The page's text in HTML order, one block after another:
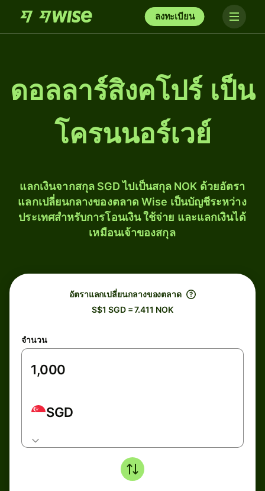
ลงทะเบียน
ดอลลาร์สิงคโปร์ เป็น
โครนนอร์เวย์
แลกเงินจากสกุล SGD ไปเป็นสกุล NOK ด้วยอัตรา
แลกเปลี่ยนกลางของตลาด Wise เป็นบัญชีระหว่าง
ประเทศสำหรับการโอนเงิน ใช้จ่าย และแลกเงินได้
เหมือนเจ้าของสกุล
อัตราแลกเปลี่ยนกลางของตลาด
S$1 SGD = 7.411 NOK
จำนวน
SGD